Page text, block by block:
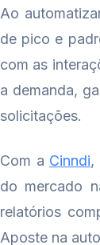
Ao
de pico e
com as
a demanda,
solicitações.
Com a Cinndi,
do mercado
relatórios
Aposte na